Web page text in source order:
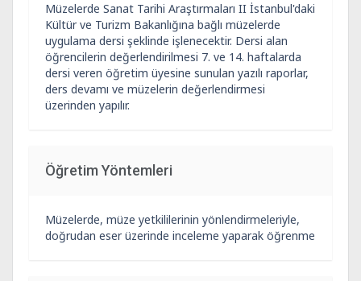
Müzelerde Sanat Tarihi Araştırmaları II İstanbul'daki
Kültür ve Turizm Bakanlığına bağlı müzelerde
uygulama dersi şeklinde işlenecektir. Dersi alan
öğrencilerin değerlendirilmesi 7. ve 14. haftalarda
dersi veren öğretim üyesine sunulan yazılı raporlar,
ders devamı ve müzelerin değerlendirmesi
üzerinden yapılır.
Öğretim Yöntemleri
Müzelerde, müze yetkililerinin yönlendirmeleriyle,
doğrudan eser üzerinde inceleme yaparak öğrenme